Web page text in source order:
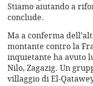
Stiamo aiutando a
conclude.
Ma a conferma
montante contro la
inquietante ha avuto
Nilo, Zagazig. Un
villaggio di El-